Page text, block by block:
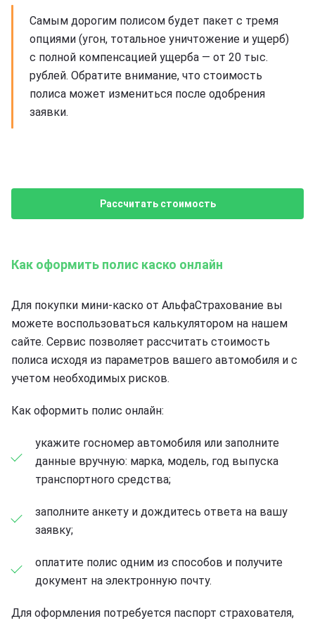
Самым дорогим полисом будет пакет с тремя
опциями (угон, тотальное уничтожение и ущерб)
с полной компенсацией ущерба — от 20 тыс.
рублей. Обратите внимание, что стоимость
полиса может измениться после одобрения
заявки.
Рассчитать стоимость
Как оформить полис каско онлайн
Для покупки мини-каско от АльфаСтрахование вы
можете воспользоваться калькулятором на нашем
сайте. Сервис позволяет рассчитать стоимость
полиса исходя из параметров вашего автомобиля и с
учетом необходимых рисков.
Как оформить полис онлайн:
укажите госномер автомобиля или заполните
данные вручную: марка, модель, год выпуска
транспортного средства;
заполните анкету и дождитесь ответа на вашу
заявку;
оплатите полис одним из способов и получите
документ на электронную почту.
Для оформления потребуется паспорт страхователя,